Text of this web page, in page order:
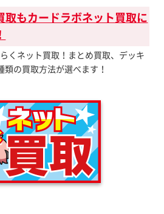
取もカードラボネット買取に
くネット買取！まとめ買取、デッキ
の買取方法が選べます！